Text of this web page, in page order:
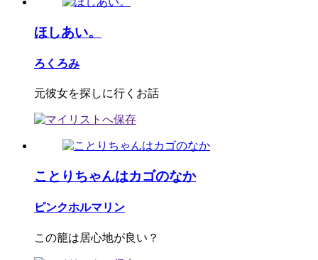
ほしあい。
ろくろみ
元彼女を探しに行くお話
ことりちゃんはカゴのなか
ピンクホルマリン
この籠は居心地が良い？